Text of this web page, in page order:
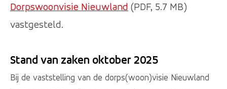
Dorpswoonvisie Nieuwland (PDF, 5.7 MB)
vastgesteld.
Stand van zaken oktober 2025
Bij de vaststelling van de dorps(woon)visie Nieuwland